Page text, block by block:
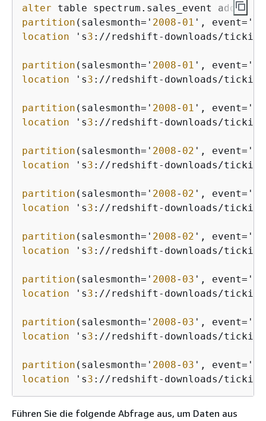
alter
partition (salesmonth=' 2008- 01 ', event='
location 's3 ://redshift-downloads/tickit/
partition (salesmonth=' 2008- 01 ', event='
location 's3 ://redshift-downloads/tickit/
partition (salesmonth=' 2008- 01 ', event='
location 's3 ://redshift-downloads/tickit/
partition (salesmonth=' 2008- 02 ', event='
location 's3 ://redshift-downloads/tickit/
partition (salesmonth=' 2008- 02 ', event='
location 's3 ://redshift-downloads/tickit/
partition (salesmonth=' 2008- 02 ', event='
location 's3 ://redshift-downloads/tickit/
partition (salesmonth=' 2008- 03 ', event='
location 's3 ://redshift-downloads/tickit/
partition (salesmonth=' 2008- 03 ', event='
location 's3 ://redshift-downloads/tickit/
partition (salesmonth=' 2008- 03 ', event='
location 's3 ://redshift-downloads/tickit/
Führen Sie die folgende Abfrage aus, um Daten aus